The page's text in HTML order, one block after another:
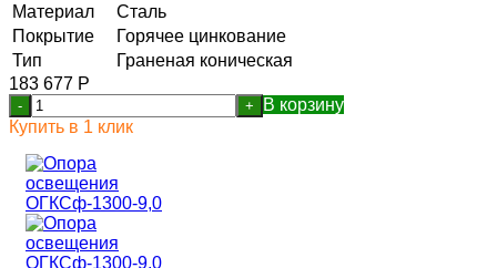
Материал
Сталь
Покрытие
Горячее цинкование
Тип
Граненая коническая
183 677 Р
- +
В корзину
Купить в 1 клик